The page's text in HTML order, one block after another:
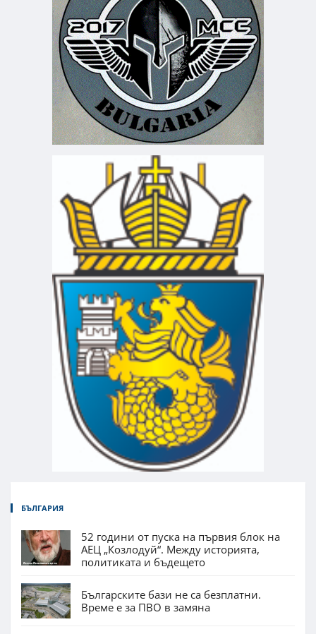
БЪЛГАРИЯ
52 години от пуска на първия блок на
АЕЦ „Козлодуй“. Между историята,
политиката и бъдещето
Българските бази не са безплатни.
Време е за ПВО в замяна